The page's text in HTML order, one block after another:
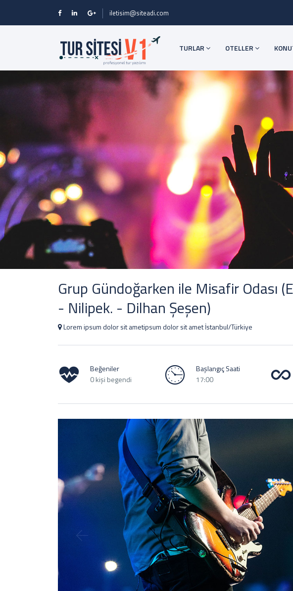
iletisim@siteadi.com
TURLAR OTELLER
Grup Gündoğarken ile Misafir Odası
- Nilipek. - Dilhan Şeşen)
Lorem ipsum dolor sit ametipsum dolor sit amet İstanbul/Türkiye
Beğeniler
0 kişi begendi
Başlangıç ​​Saati
17:00